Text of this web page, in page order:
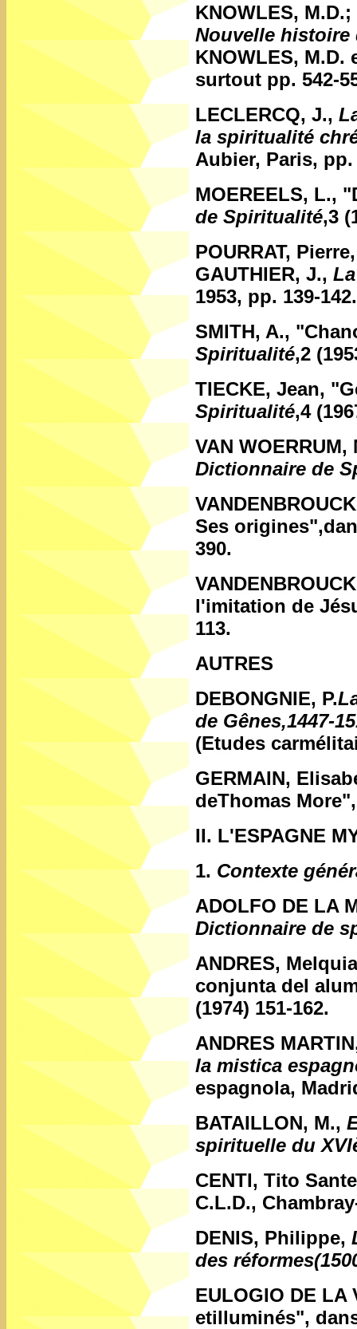
KNOWLES,
Nouvelle histoire
KNOWLES, M.D.
surtout pp. 542-
LECLERCQ, J.,
la spiritualité
Aubier, Paris, pp.
MOEREELS, L.,
de Spiritualité,3
POURRAT,
GAUTHIER, J.,
1953, pp. 139-142.
SMITH, A.,
Spiritualité,2
TIECKE, Jean,
Spiritualité,4
VAN
Dictionnaire de
Ses
390.
l'imitation de
113.
AUTRES
DEBONGNIE, P.
de Gênes,1447-
(Etudes
GERMAIN,
deThomas
II. L'ESPAGNE
1. Contexte
ADOLFO DE LA
Dictionnaire de
ANDRES,
conjunta del
(1974) 151-162.
ANDRES
la mistica
espagnola,
BATAILLON, M.,
spirituelle du
CENTI, Tito
C.L.D.,
DENIS, Philippe,
des
EULOGIO DE LA
etilluminés",